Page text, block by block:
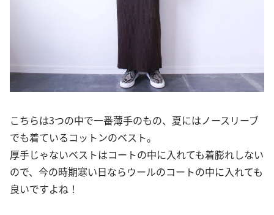
こちらは3つの中で一番薄手のもの、夏にはノースリーブ
でも着ているコットンのベスト。
厚手じゃないベストはコートの中に入れても着膨れしない
ので、今の時期寒い日ならウールのコートの中に入れても
良いですよね！